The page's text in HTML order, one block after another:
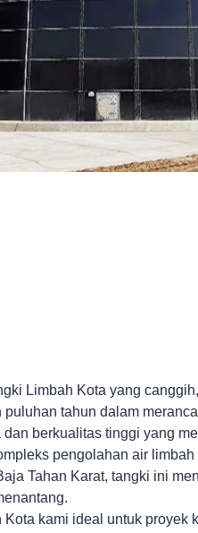
Limbah Kota yang
tahun dalam
berkualitas tinggi yang
pengolahan air
Tahan Karat, tangki ini
kami ideal untuk